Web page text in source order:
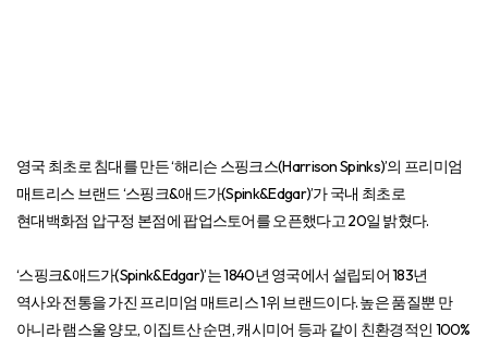
영국 최초로 침대를 만든 ‘해리슨 스핑크스(Harrison Spinks)’의 프리미엄
매트리스 브랜드 ‘스핑크&애드가(Spink&Edgar)’가 국내 최초로
현대백화점 압구정 본점에 팝업스토어를 오픈했다고 20일 밝혔다.
‘스핑크&애드가(Spink&Edgar)’는 1840년 영국에서 설립되어 183년
역사와 전통을 가진 프리미엄 매트리스 1위 브랜드이다. 높은 품질뿐 만
아니라 램스울 양모, 이집트산 순면, 캐시미어 등과 같이 친환경적인 100%